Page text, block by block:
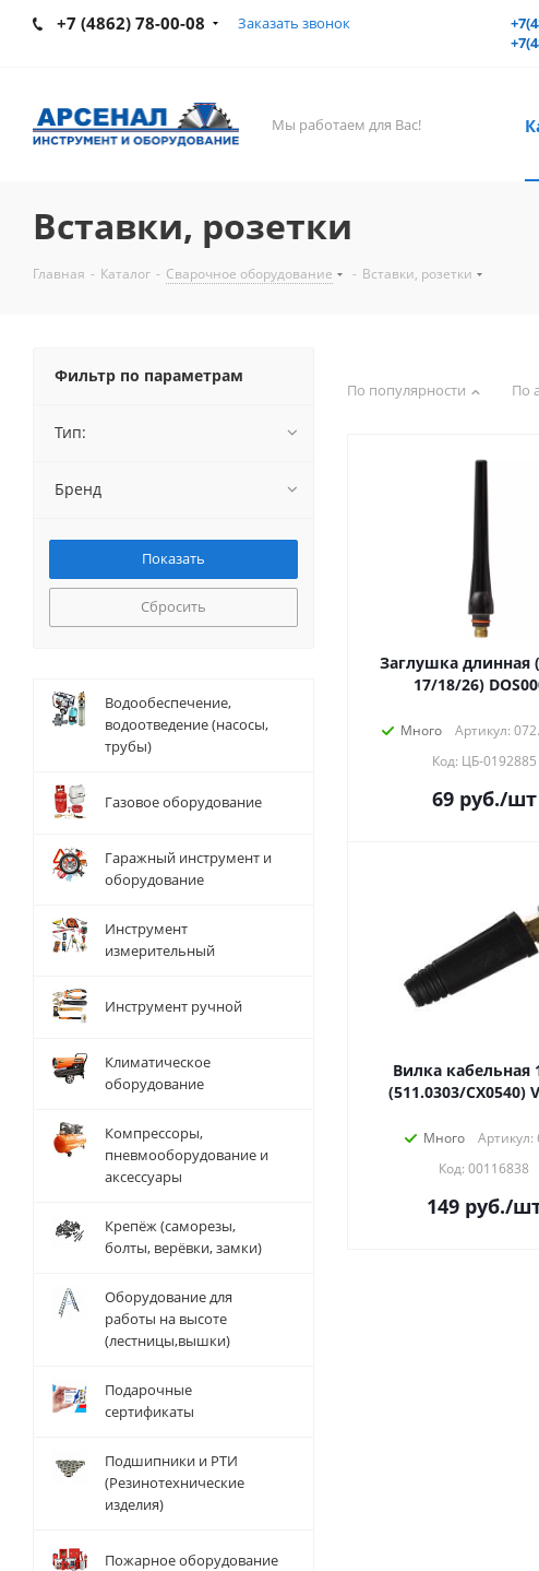
+7 (4862) 78-00-08 Заказать звонок
Мы работаем для Вас!
Вставки, розетки
Главная - Каталог - Сварочное оборудование - Вставки, розетки
По популярности По
Заглушка длинная
17/18/26)
Много
Артикул:
Код: ЦБ-0192885
69руб./шт
Вилка кабельная
(511.0303/СХ0540)
Много
Артикул:
Код: 00116838
149руб./
Фильтр по параметрам
Тип:
Бренд
Сбросить
Водообеспечение,
водоотведение (насосы,
трубы)
Газовое оборудование
Гаражный инструмент и
оборудование
Инструмент
измерительный
Инструмент ручной
Климатическое
оборудование
Компрессоры,
пневмооборудование и
аксессуары
Крепёж (саморезы,
болты, верёвки, замки)
Оборудование для
работы на высоте
(лестницы,вышки)
Подарочные
сертификаты
Подшипники и РТИ
(Резинотехнические
изделия)
Пожарное оборудование